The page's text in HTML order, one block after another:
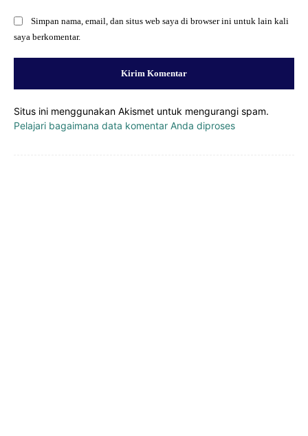
Simpan nama, email, dan situs web saya di browser ini untuk lain kali
saya berkomentar.
Situs ini menggunakan Akismet untuk mengurangi spam.
Pelajari bagaimana data komentar Anda diproses